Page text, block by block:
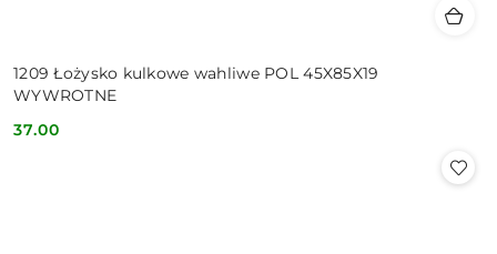
1209 Łożysko kulkowe wahliwe POL 45X85X19
WYWROTNE
Cena:
37.00